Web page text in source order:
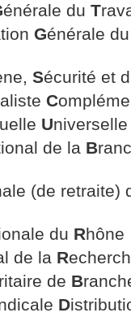
énérale du T
Générale
Sécurité et
C
Universelle
de la B
(de retraite)
du Rhône
de la R
de B
D